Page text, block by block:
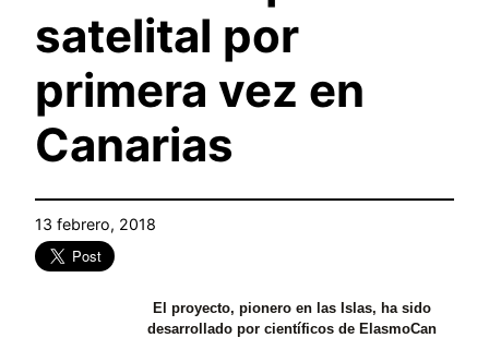
satelital por
primera vez en
Canarias
13 febrero, 2018
El proyecto, pionero en las Islas, ha sido
desarrollado por científicos de ElasmoCan